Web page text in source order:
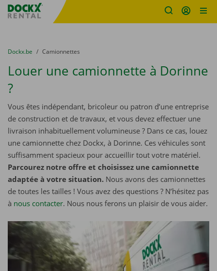
sitename
You are here:
du
Dockx.be to
Camionnettes
Louer une camionnette à Dorinne
?
Vous êtes indépendant, bricoleur ou patron d’une entreprise
de construction et de travaux, et vous devez effectuer une
livraison inhabituellement volumineuse ? Dans ce cas, louez
une camionnette chez Dockx, à Dorinne. Ces véhicules sont
suffisamment spacieux pour accueillir tout votre matériel.
Parcourez notre offre et choisissez une camionnette
adaptée à votre situation. Nous avons des camionnettes
de toutes les tailles ! Vous avez des questions ? N’hésitez pas
à nous contacter. Nous nous ferons un plaisir de vous aider.